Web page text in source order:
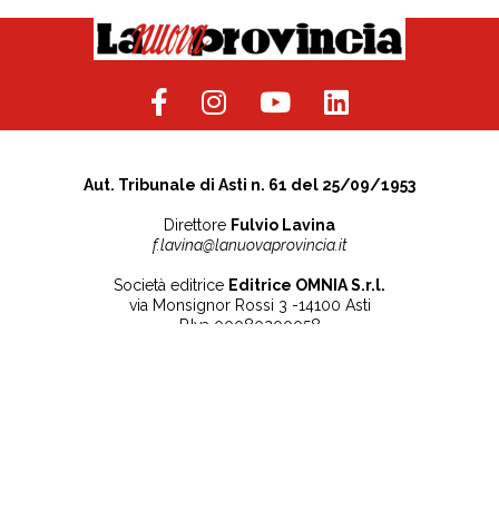
Aut. Tribunale di Asti n. 61 del 25/09/1953
Direttore Fulvio Lavina
f.lavina@lanuovaprovincia.it
Società editrice Editrice OMNIA S.r.l.
via Monsignor Rossi 3 -14100 Asti
P.Iva 00080200058